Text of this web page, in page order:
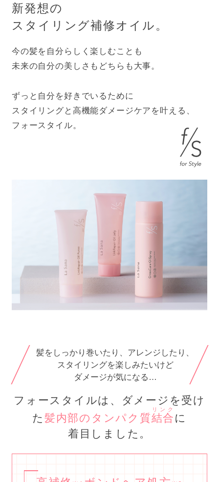
新発想の
スタイリング補修オイル。
今の髪を自分らしく楽しむことも
未来の自分の美しさもどちらも大事。
ずっと自分を好きでいるために
スタイリングと高機能ダメージケアを叶える、
フォースタイル。
髪をしっかり巻いたり、アレンジしたり、
スタイリングを楽しみたいけど
ダメージが気になる…
フォースタイルは、ダメージを受け
た髪内部のタンパク質結合
リンク
に
着目しました。